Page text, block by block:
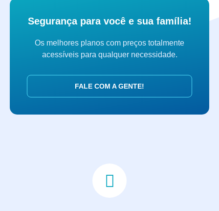
Segurança para você e sua família!
Os melhores planos com preços totalmente
acessíveis para qualquer necessidade.
FALE COM A GENTE!